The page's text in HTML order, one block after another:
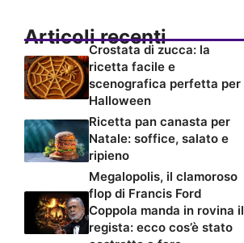
Articoli recenti
Crostata di zucca: la
ricetta facile e
scenografica perfetta per
Halloween
Ricetta pan canasta per
Natale: soffice, salato e
ripieno
Megalopolis, il clamoroso
flop di Francis Ford
Coppola manda in rovina il
regista: ecco cos’è stato